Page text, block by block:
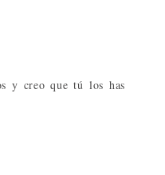
y creo que tú los has